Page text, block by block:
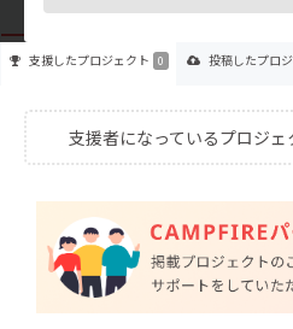
支援したプロジェクト 0 投稿したプロ
支援者になっているプロジェ